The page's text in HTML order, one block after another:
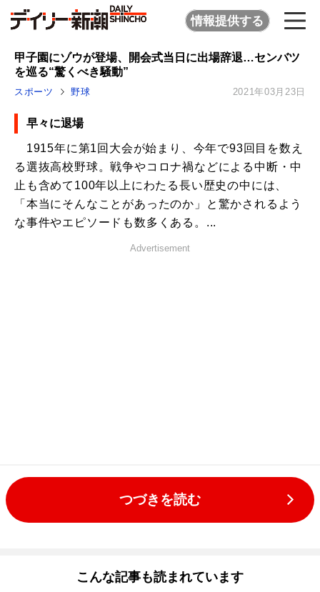
情報提供する
甲子園にゾウが登場、開会式当日に出場辞退…センバツ
を巡る“驚くべき騒動”
スポーツ 野球 2021年03月23日
早々に退場
1915年に第1回大会が始まり、今年で93回目を数え
る選抜高校野球。戦争やコロナ禍などによる中断・中
止も含めて100年以上にわたる長い歴史の中には、
「本当にそんなことがあったのか」と驚かされるよう
な事件やエピソードも数多くある。...
Advertisement
つづきを読む
こんな記事も読まれています